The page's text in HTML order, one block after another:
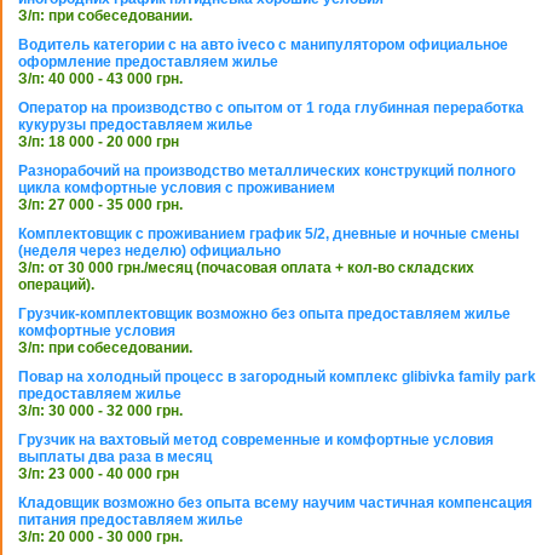
З/п: при собеседовании.
Водитель категории с на авто iveco с манипулятором официальное
оформление предоставляем жилье
З/п: 40 000 - 43 000 грн.
Оператор на производство с опытом от 1 года глубинная переработка
кукурузы предоставляем жилье
З/п: 18 000 - 20 000 грн
Разнорабочий на производство металлических конструкций полного
цикла комфортные условия с проживанием
З/п: 27 000 - 35 000 грн.
Комплектовщик с проживанием график 5/2, дневные и ночные смены
(неделя через неделю) официально
З/п: от 30 000 грн./месяц (почасовая оплата + кол-во складских
операций).
Грузчик-комплектовщик возможно без опыта предоставляем жилье
комфортные условия
З/п: при собеседовании.
Повар на холодный процесс в загородный комплекс glibivka family park
предоставляем жилье
З/п: 30 000 - 32 000 грн.
Грузчик на вахтовый метод современные и комфортные условия
выплаты два раза в месяц
З/п: 23 000 - 40 000 грн
Кладовщик возможно без опыта всему научим частичная компенсация
питания предоставляем жилье
З/п: 20 000 - 30 000 грн.